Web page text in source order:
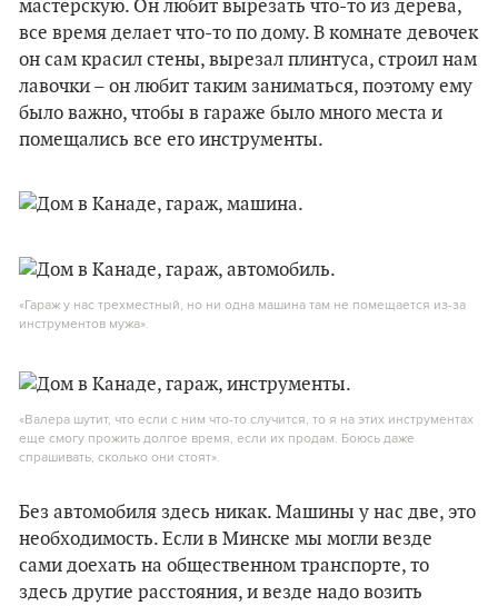
мастерскую. Он любит вырезать что-то из дерева,
все время делает что-то по дому. В комнате девочек
он сам красил стены, вырезал плинтуса, строил нам
лавочки – он любит таким заниматься, поэтому ему
было важно, чтобы в гараже было много места и
помещались все его инструменты.
«Гараж у нас трехместный, но ни одна машина там не помещается из-за
инструментов мужа».
«Валера шутит, что если с ним что-то случится, то я на этих инструментах
еще смогу прожить долгое время, если их продам. Боюсь даже
спрашивать, сколько они стоят».
Без автомобиля здесь никак. Машины у нас две, это
необходимость. Если в Минске мы могли везде
сами доехать на общественном транспорте, то
здесь другие расстояния, и везде надо возить